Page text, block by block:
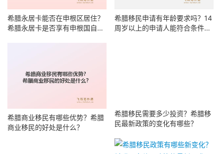
希腊永居卡能否在申根区居住？
希腊永居卡是否享有申根国自由
希腊移民申请有年龄要求吗？14
周岁以上的申请人能符合条件
希腊商业移民有哪些优势？希腊
商业移民的好处是什么？
希腊移民需要多少投资？希腊移
民最新政策的变化有哪些？